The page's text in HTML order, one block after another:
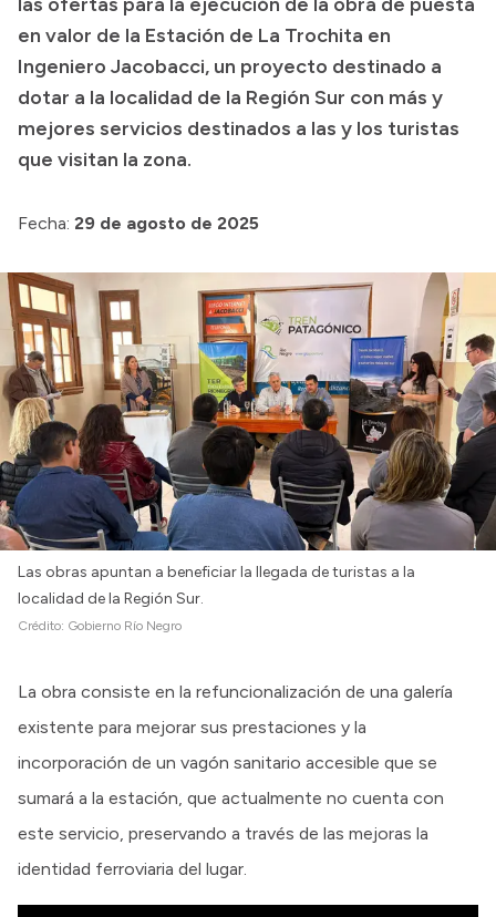
Inversión en Salud
Licitaciones
Consulta de expedientes
en valor de la Estación de La Trochita en
Ingeniero Jacobacci, un proyecto destinado a
dotar a la localidad de la Región Sur con más y
mejores servicios destinados a las y los turistas
que visitan la zona.
Fecha: 29 de agosto de 2025
Las obras apuntan a beneficiar la llegada de turistas a la
localidad de la Región Sur.
Crédito: Gobierno Río Negro
La obra consiste en la refuncionalización de una galería
existente para mejorar sus prestaciones y la
incorporación de un vagón sanitario accesible que se
sumará a la estación, que actualmente no cuenta con
este servicio, preservando a través de las mejoras la
identidad ferroviaria del lugar.